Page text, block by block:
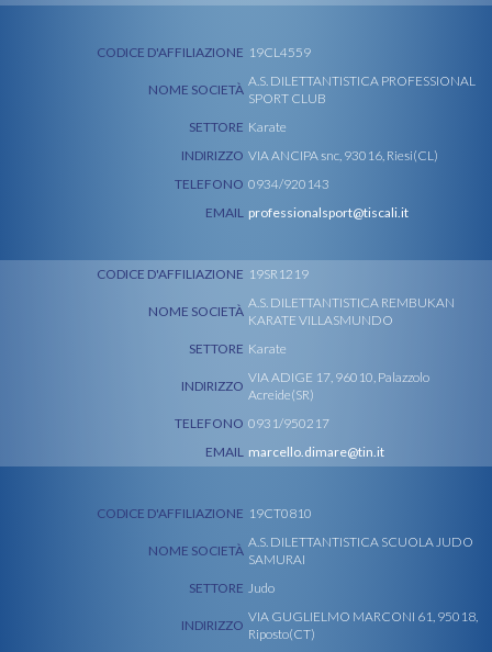
CODICE D'AFFILIAZIONE 19CL4559
NOME SOCIETÀ
A.S. DILETTANTISTICA PROFESSIONAL
SPORT CLUB
SETTORE Karate
INDIRIZZO VIA ANCIPA snc, 93016, Riesi(CL)
TELEFONO 0934/920143
EMAIL professionalsport@tiscali.it
CODICE D'AFFILIAZIONE 19SR1219
NOME SOCIETÀ
A.S. DILETTANTISTICA REMBUKAN
KARATE VILLASMUNDO
SETTORE Karate
INDIRIZZO
VIA ADIGE 17, 96010, Palazzolo
Acreide(SR)
TELEFONO 0931/950217
EMAIL marcello.dimare@tin.it
CODICE D'AFFILIAZIONE 19CT0810
NOME SOCIETÀ
A.S. DILETTANTISTICA SCUOLA JUDO
SAMURAI
SETTORE Judo
INDIRIZZO
VIA GUGLIELMO MARCONI 61, 95018,
Riposto(CT)